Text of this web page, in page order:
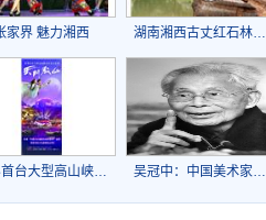
家界 魅力湘西 湖南湘西古丈红石林…
台大型高山峡… 吴冠中：中国美术家…